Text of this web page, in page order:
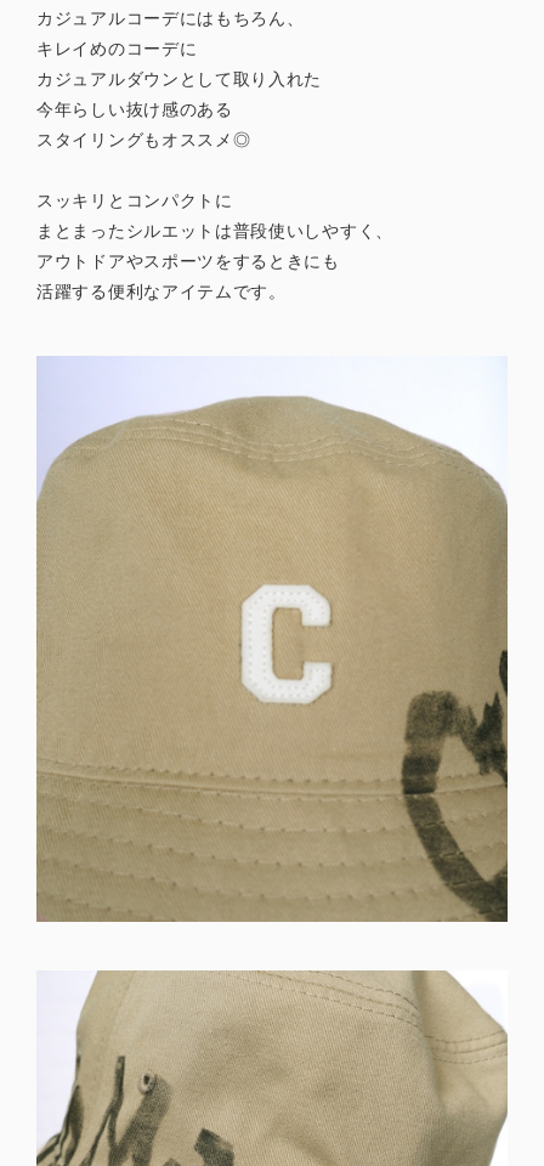
カジュアルコーデにはもちろん、
キレイめのコーデに
カジュアルダウンとして取り入れた
今年らしい抜け感のある
スタイリングもオススメ◎
スッキリとコンパクトに
まとまったシルエットは普段使いしやすく、
アウトドアやスポーツをするときにも
活躍する便利なアイテムです。